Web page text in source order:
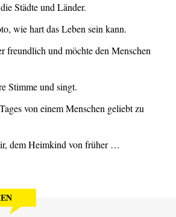
Städte und Länder.
wie hart das Leben sein kann.
freundlich und möchte den Menschen
Stimme und singt.
von einem Menschen geliebt zu
dem Heimkind von früher …